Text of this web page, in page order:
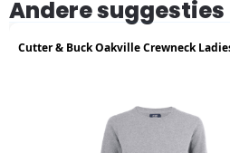
Andere suggesties
Cutter & Buck Oakville Crewneck